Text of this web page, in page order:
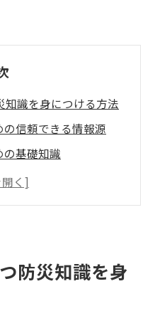
知識を身につける方法
信頼できる情報源
の基礎知識
災教育の重要性
知識のポイント
災備蓄品の選び方
の高い備蓄品の選定
防災知識を身